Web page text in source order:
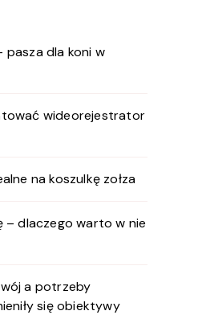
pasza dla koni w
wideorejestrator
na koszulkę zołza
– dlaczego warto w nie
a potrzeby
się obiektywy